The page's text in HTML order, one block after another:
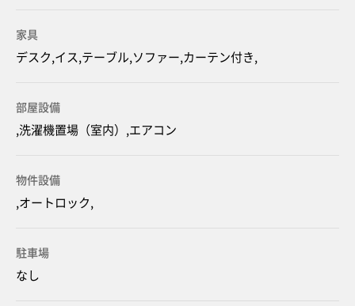
家具
デスク,イス,テーブル,ソファー,カーテン付き,
部屋設備
,洗濯機置場（室内）,エアコン
物件設備
,オートロック,
駐車場
なし